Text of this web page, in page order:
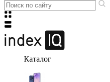
Каталог